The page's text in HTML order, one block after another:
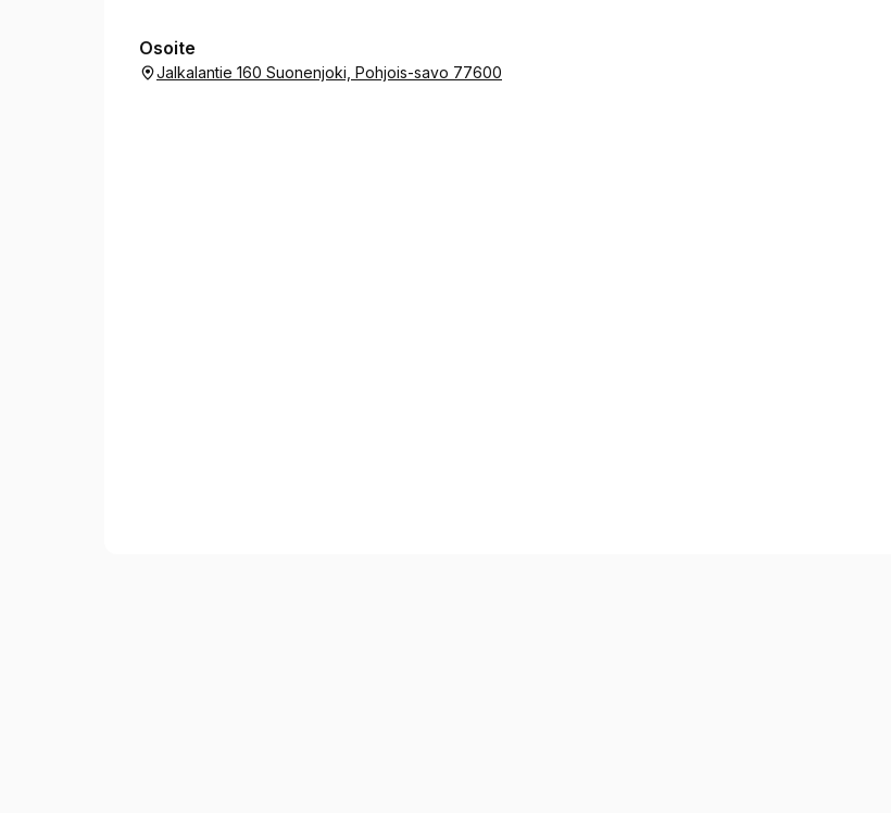
Osoite
Jalkalantie 160 Suonenjoki, Pohjois-savo 77600